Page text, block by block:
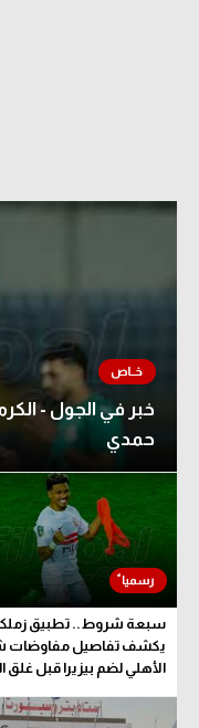
خبر في الجول -
حمدي
سبعة شروط.. تطبيق
يكشف تفاصيل مفاوضات
الأهلي لضم بيزيرا قبل غلق